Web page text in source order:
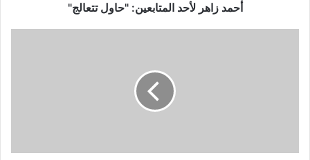
أحمد زاهر لأحد المتابعين: "حاول تتعالج"